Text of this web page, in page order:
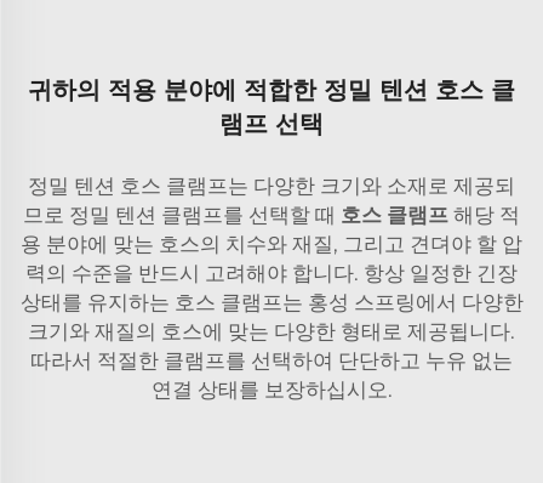
귀하의 적용 분야에 적합한 정밀 텐션 호스 클
램프 선택
정밀 텐션 호스 클램프는 다양한 크기와 소재로 제공되
므로 정밀 텐션 클램프를 선택할 때 호스 클램프 해당 적
용 분야에 맞는 호스의 치수와 재질, 그리고 견뎌야 할 압
력의 수준을 반드시 고려해야 합니다. 항상 일정한 긴장
상태를 유지하는 호스 클램프는 홍성 스프링에서 다양한
크기와 재질의 호스에 맞는 다양한 형태로 제공됩니다.
따라서 적절한 클램프를 선택하여 단단하고 누유 없는
연결 상태를 보장하십시오.